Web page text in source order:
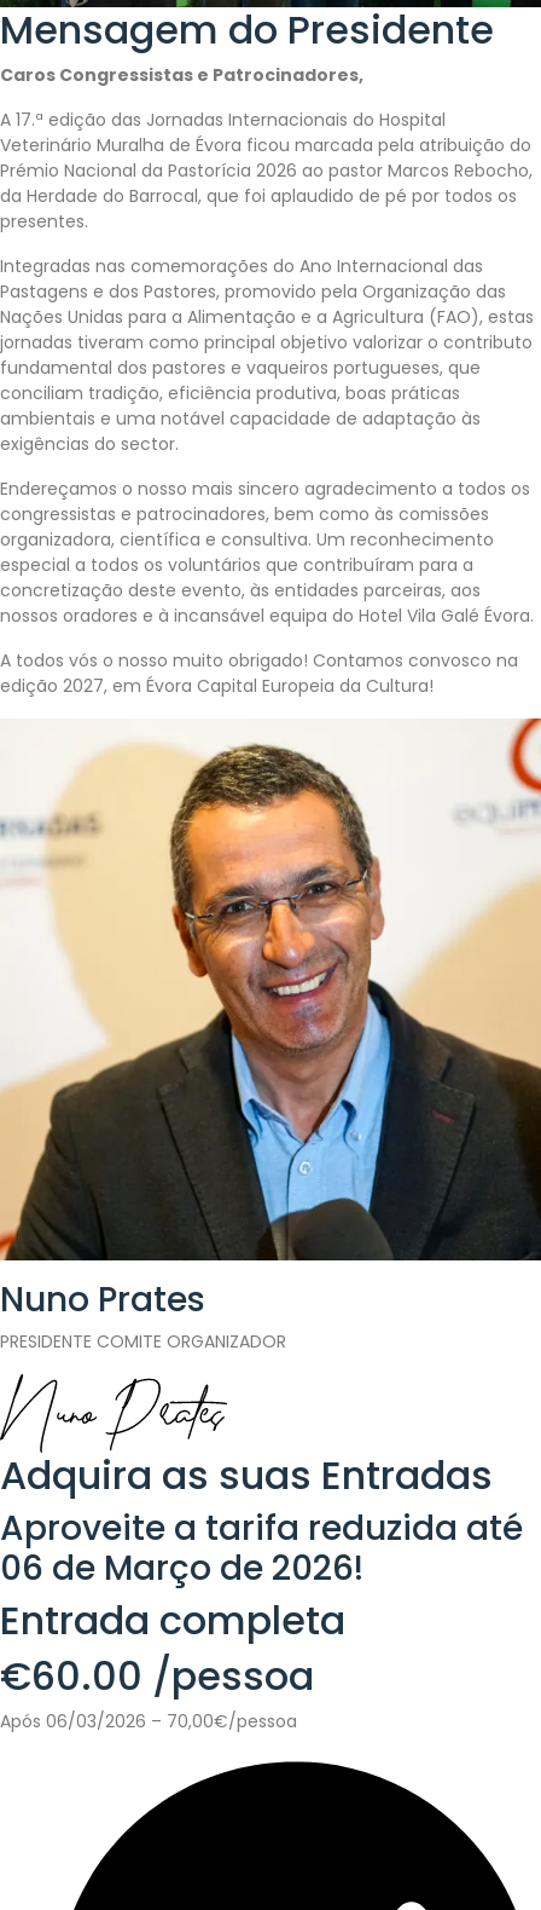
Mensagem do Presidente
Caros Congressistas e Patrocinadores,
A 17.ª edição das Jornadas Internacionais do Hospital
Veterinário Muralha de Évora ficou marcada pela atribuição do
Prémio Nacional da Pastorícia 2026 ao pastor Marcos Rebocho,
da Herdade do Barrocal, que foi aplaudido de pé por todos os
presentes.
Integradas nas comemorações do Ano Internacional das
Pastagens e dos Pastores, promovido pela Organização das
Nações Unidas para a Alimentação e a Agricultura (FAO), estas
jornadas tiveram como principal objetivo valorizar o contributo
fundamental dos pastores e vaqueiros portugueses, que
conciliam tradição, eficiência produtiva, boas práticas
ambientais e uma notável capacidade de adaptação às
exigências do sector.
Endereçamos o nosso mais sincero agradecimento a todos os
congressistas e patrocinadores, bem como às comissões
organizadora, científica e consultiva. Um reconhecimento
especial a todos os voluntários que contribuíram para a
concretização deste evento, às entidades parceiras, aos
nossos oradores e à incansável equipa do Hotel Vila Galé Évora.
A todos vós o nosso muito obrigado! Contamos convosco na
edição 2027, em Évora Capital Europeia da Cultura!
Nuno Prates
PRESIDENTE COMITE ORGANIZADOR
Adquira as suas Entradas
Aproveite a tarifa reduzida até
06 de Março de 2026!
Entrada completa
€60.00 /pessoa
Após 06/03/2026 – 70,00€/pessoa